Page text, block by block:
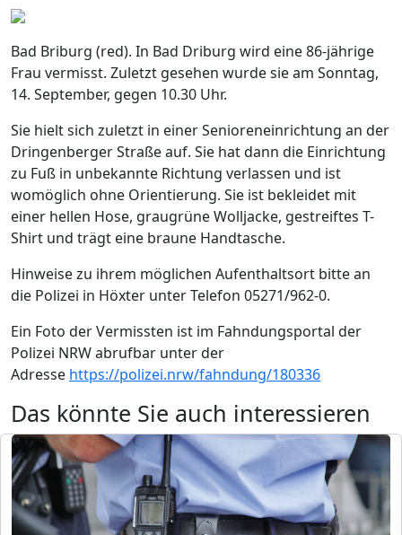
Bad Briburg (red). In Bad Driburg wird eine 86-jährige
Frau vermisst. Zuletzt gesehen wurde sie am Sonntag,
14. September, gegen 10.30 Uhr.
Sie hielt sich zuletzt in einer Senioreneinrichtung an der
Dringenberger Straße auf. Sie hat dann die Einrichtung
zu Fuß in unbekannte Richtung verlassen und ist
womöglich ohne Orientierung. Sie ist bekleidet mit
einer hellen Hose, graugrüne Wolljacke, gestreiftes T-
Shirt und trägt eine braune Handtasche.
Hinweise zu ihrem möglichen Aufenthaltsort bitte an
die Polizei in Höxter unter Telefon 05271/962-0.
Ein Foto der Vermissten ist im Fahndungsportal der
Polizei NRW abrufbar unter der
Adresse https://polizei.nrw/fahndung/180336
Das könnte Sie auch interessieren